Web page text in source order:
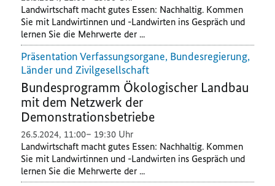
Landwirtschaft macht gutes Essen: Nachhaltig. Kommen
Sie mit Landwirtinnen und -Landwirten ins Gespräch und
lernen Sie die Mehrwerte der ...
Präsentation Verfassungsorgane, Bundesregierung,
Länder und Zivilgesellschaft
Bundesprogramm Ökologischer Landbau
mit dem Netzwerk der
Demonstrationsbetriebe
26.5.2024, 11:00
19:30 Uhr
Landwirtschaft macht gutes Essen: Nachhaltig. Kommen
Sie mit Landwirtinnen und -Landwirten ins Gespräch und
lernen Sie die Mehrwerte der ...